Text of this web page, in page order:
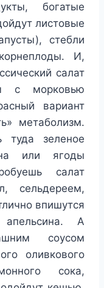
богатые
листовые
стебли
И,
салат
с морковью
вариант
метаболизм.
туда зеленое
или ягоды
салат
сельдереем,
впишутся
А
соусом
оливкового
сока,